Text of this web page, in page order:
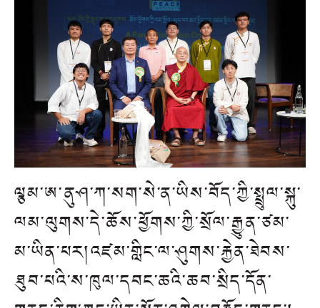
ལྕམ་ཨ་ནུཤ་ཀ་སག་སེ་ན་ཡིས་བོད་ཀྱི་སྤྲུལ་སྐུ་
ལམ་ལུགས་དེ་ཆོས་ཕྱོགས་ཀྱི་སྲོལ་རྒྱུན་ཙམ་
མ་ཡིན་པར།འཛམ་གླིང་ལ་ཤུགས་རྐྱེན་ཐེབས་
ཐུབ་པའི་ས་ཁུལ་དབང་ཆའི་ཆབ་སྲིད་དོན་